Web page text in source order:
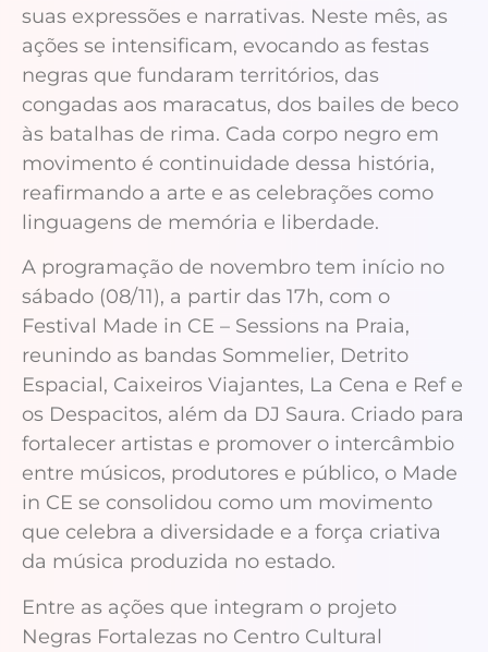
suas expressões e narrativas. Neste mês, as
ações se intensificam, evocando as festas
negras que fundaram territórios, das
congadas aos maracatus, dos bailes de beco
às batalhas de rima. Cada corpo negro em
movimento é continuidade dessa história,
reafirmando a arte e as celebrações como
linguagens de memória e liberdade.
A programação de novembro tem início no
sábado (08/11), a partir das 17h, com o
Festival Made in CE – Sessions na Praia,
reunindo as bandas Sommelier, Detrito
Espacial, Caixeiros Viajantes, La Cena e Ref e
os Despacitos, além da DJ Saura. Criado para
fortalecer artistas e promover o intercâmbio
entre músicos, produtores e público, o Made
in CE se consolidou como um movimento
que celebra a diversidade e a força criativa
da música produzida no estado.
Entre as ações que integram o projeto
Negras Fortalezas no Centro Cultural